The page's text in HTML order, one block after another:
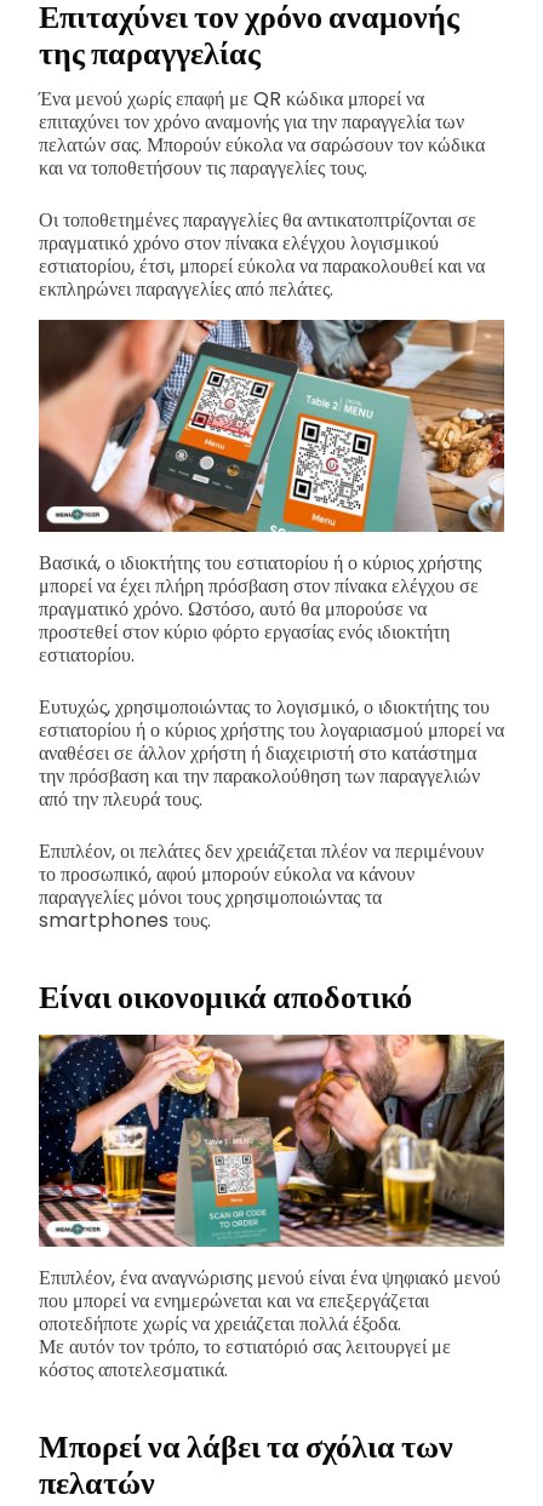
Επιταχύνει τον χρόνο αναμονής
της παραγγελίας
Ένα μενού χωρίς επαφή με QR κώδικα μπορεί να
επιταχύνει τον χρόνο αναμονής για την παραγγελία των
πελατών σας. Μπορούν εύκολα να σαρώσουν τον κώδικα
και να τοποθετήσουν τις παραγγελίες τους.
Οι τοποθετημένες παραγγελίες θα αντικατοπτρίζονται σε
πραγματικό χρόνο στον πίνακα ελέγχου λογισμικού
εστιατορίου, έτσι, μπορεί εύκολα να παρακολουθεί και να
εκπληρώνει παραγγελίες από πελάτες.
Βασικά, ο ιδιοκτήτης του εστιατορίου ή ο κύριος χρήστης
μπορεί να έχει πλήρη πρόσβαση στον πίνακα ελέγχου σε
πραγματικό χρόνο. Ωστόσο, αυτό θα μπορούσε να
προστεθεί στον κύριο φόρτο εργασίας ενός ιδιοκτήτη
εστιατορίου.
Ευτυχώς, χρησιμοποιώντας το λογισμικό, ο ιδιοκτήτης του
εστιατορίου ή ο κύριος χρήστης του λογαριασμού μπορεί να
αναθέσει σε άλλον χρήστη ή διαχειριστή στο κατάστημα
την πρόσβαση και την παρακολούθηση των παραγγελιών
από την πλευρά τους.
Επιπλέον, οι πελάτες δεν χρειάζεται πλέον να περιμένουν
το προσωπικό, αφού μπορούν εύκολα να κάνουν
παραγγελίες μόνοι τους χρησιμοποιώντας τα
smartphones τους.
Είναι οικονομικά αποδοτικό
Επιπλέον, ένα αναγνώρισης μενού είναι ένα ψηφιακό μενού
που μπορεί να ενημερώνεται και να επεξεργάζεται
οποτεδήποτε χωρίς να χρειάζεται πολλά έξοδα.
Με αυτόν τον τρόπο, το εστιατόριό σας λειτουργεί με
κόστος αποτελεσματικά.
Μπορεί να λάβει τα σχόλια των
πελατών